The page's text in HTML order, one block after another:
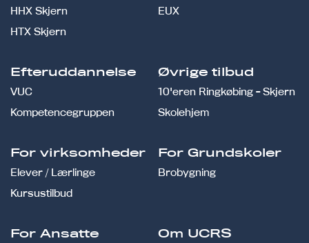
HHX Skjern
HTX Skjern
EUX
Efteruddannelse
VUC
Kompetencegruppen
Øvrige tilbud
10'eren Ringkøbing - Skjern
Skolehjem
For virksomheder
Elever / Lærlinge
Kursustilbud
For Grundskoler
Brobygning
For Ansatte
Om UCRS